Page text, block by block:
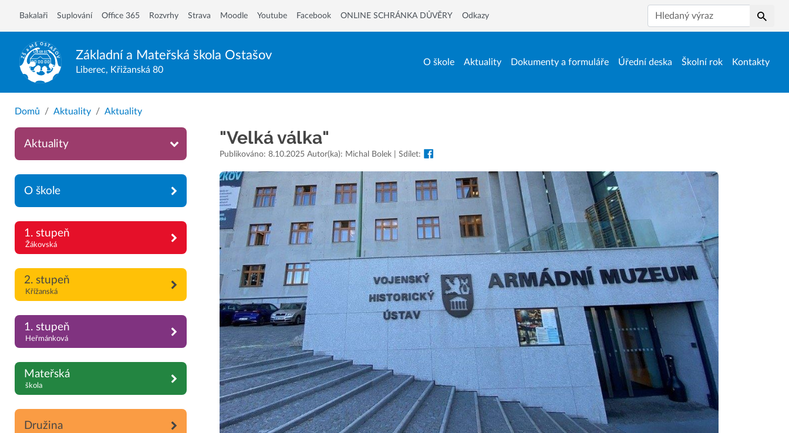
Základní a Mateřská škola Ostašov
Liberec, Křižanská 80
O škole Aktuality Dokumenty a formuláře Úřední deska Školní rok Kontakty
Bakalaři Suplování Office 365 Rozvrhy Strava Moodle Youtube Facebook ONLINE SCHRÁNKA DŮVĚRY Odkazy
Hledat
Domů Aktuality Aktuality
Aktuality
O škole
1. stupeň
Žákovská
2. stupeň
Křížanská
1. stupeň
Heřmánková
Mateřská
škola
Družina
"Velká válka"
Publikováno: 8.10.2025 Autor(ka): Michal Bolek | Sdílet: